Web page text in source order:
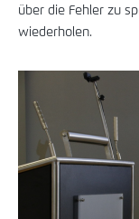
über die Fehler zu
wiederholen.